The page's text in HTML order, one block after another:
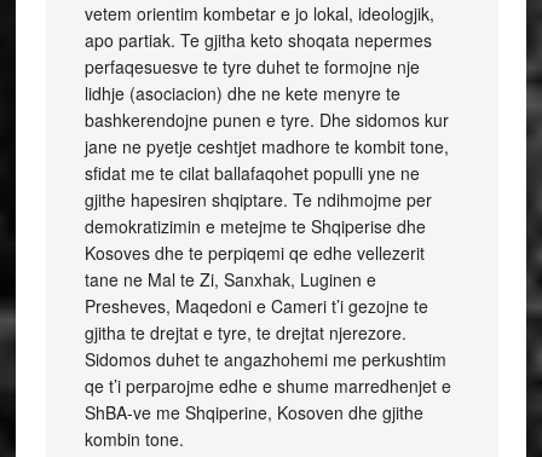
vetem orientim kombetar e jo lokal, ideologjik,
apo partiak. Te gjitha keto shoqata nepermes
perfaqesuesve te tyre duhet te formojne nje
lidhje (asociacion) dhe ne kete menyre te
bashkerendojne punen e tyre. Dhe sidomos kur
jane ne pyetje ceshtjet madhore te kombit tone,
sfidat me te cilat ballafaqohet populli yne ne
gjithe hapesiren shqiptare. Te ndihmojme per
demokratizimin e metejme te Shqiperise dhe
Kosoves dhe te perpiqemi qe edhe vellezerit
tane ne Mal te Zi, Sanxhak, Luginen e
Presheves, Maqedoni e Cameri t’i gezojne te
gjitha te drejtat e tyre, te drejtat njerezore.
Sidomos duhet te angazhohemi me perkushtim
qe t’i perparojme edhe e shume marredhenjet e
ShBA-ve me Shqiperine, Kosoven dhe gjithe
kombin tone.